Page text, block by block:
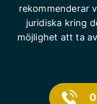
rekommenderar
juridiska kring
möjlighet att ta